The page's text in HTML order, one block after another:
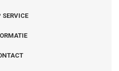
SERVICE